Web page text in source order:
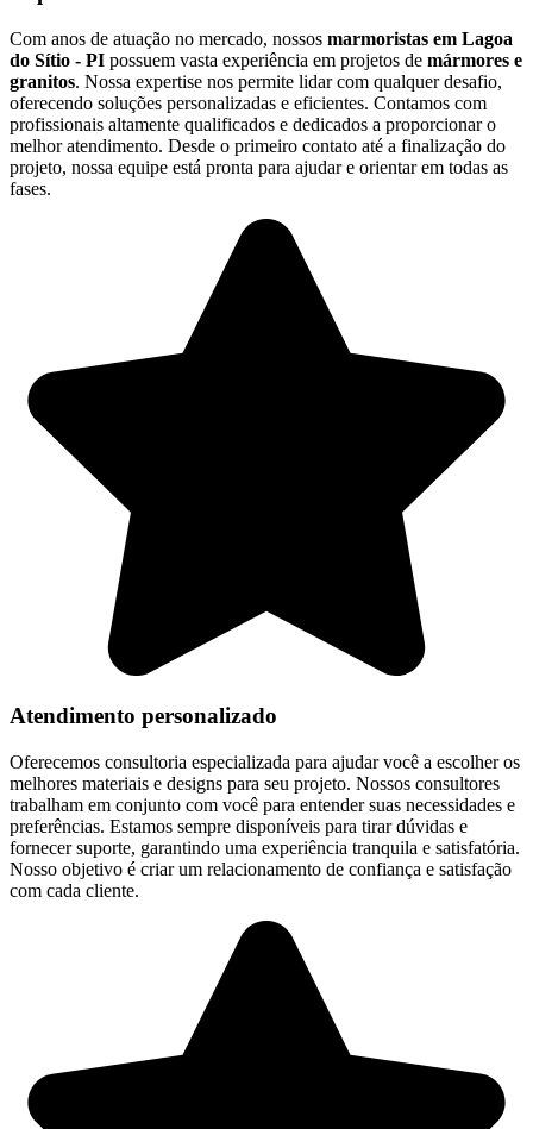
Com anos de atuação no mercado, nossos marmoristas em Lagoa
do Sítio - PI possuem vasta experiência em projetos de mármores e
granitos. Nossa expertise nos permite lidar com qualquer desafio,
oferecendo soluções personalizadas e eficientes. Contamos com
profissionais altamente qualificados e dedicados a proporcionar o
melhor atendimento. Desde o primeiro contato até a finalização do
projeto, nossa equipe está pronta para ajudar e orientar em todas as
fases.
Atendimento personalizado
Oferecemos consultoria especializada para ajudar você a escolher os
melhores materiais e designs para seu projeto. Nossos consultores
trabalham em conjunto com você para entender suas necessidades e
preferências. Estamos sempre disponíveis para tirar dúvidas e
fornecer suporte, garantindo uma experiência tranquila e satisfatória.
Nosso objetivo é criar um relacionamento de confiança e satisfação
com cada cliente.